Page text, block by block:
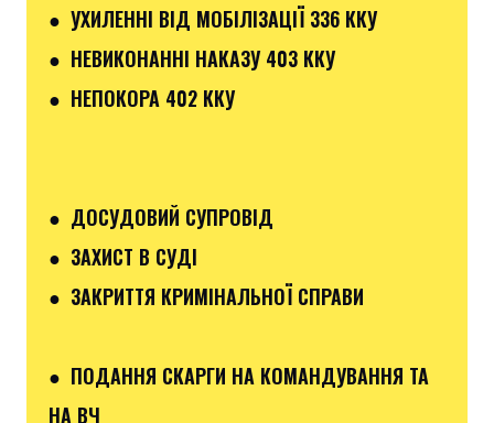
● УХИЛЕННІ ВІД МОБІЛІЗАЦІЇ 336 ККУ
● НЕВИКОНАННІ НАКАЗУ 403 ККУ
● НЕПОКОРА 402 ККУ
● ДОСУДОВИЙ СУПРОВІД
● ЗАХИСТ В СУДІ
● ЗАКРИТТЯ КРИМІНАЛЬНОЇ СПРАВИ
● ПОДАННЯ СКАРГИ НА КОМАНДУВАННЯ ТА
НА ВЧ